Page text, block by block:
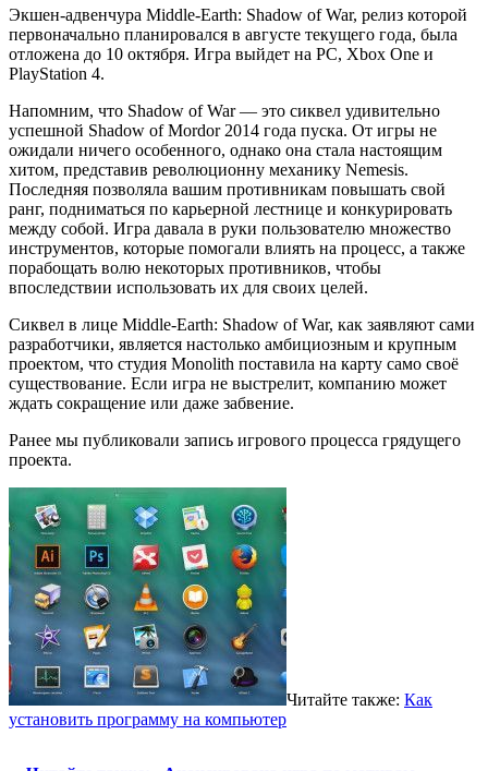
Экшен-адвенчура Middle-Earth: Shadow of War, релиз которой
первоначально планировался в августе текущего года, была
отложена до 10 октября. Игра выйдет на PC, Xbox One и
PlayStation 4.
Напомним, что Shadow of War — это сиквел удивительно
успешной Shadow of Mordor 2014 года пуска. От игры не
ожидали ничего особенного, однако она стала настоящим
хитом, представив революционну механику Nemesis.
Последняя позволяла вашим противникам повышать свой
ранг, подниматься по карьерной лестнице и конкурировать
между собой. Игра давала в руки пользователю множество
инструментов, которые помогали влиять на процесс, а также
порабощать волю некоторых противников, чтобы
впоследствии использовать их для своих целей.
Сиквел в лице Middle-Earth: Shadow of War, как заявляют сами
разработчики, является настолько амбициозным и крупным
проектом, что студия Monolith поставила на карту само своё
существование. Если игра не выстрелит, компанию может
ждать сокращение или даже забвение.
Ранее мы публиковали запись игрового процесса грядущего
проекта.
Читайте также: Как
установить программу на компьютер